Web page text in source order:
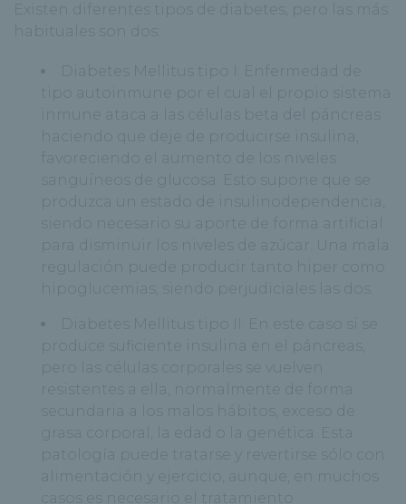
Existen diferentes tipos de diabetes, pero las más
habituales son dos:
Diabetes Mellitus tipo I: Enfermedad de
tipo autoinmune por el cual el propio sistema
inmune ataca a las células beta del páncreas
haciendo que deje de producirse insulina,
favoreciendo el aumento de los niveles
sanguíneos de glucosa. Esto supone que se
produzca un estado de insulinodependencia,
siendo necesario su aporte de forma artificial
para disminuir los niveles de azúcar. Una mala
regulación puede producir tanto hiper como
hipoglucemias, siendo perjudiciales las dos.
Diabetes Mellitus tipo II: En este caso sí se
produce suficiente insulina en el páncreas,
pero las células corporales se vuelven
resistentes a ella, normalmente de forma
secundaria a los malos hábitos, exceso de
grasa corporal, la edad o la genética. Esta
patología puede tratarse y revertirse sólo con
alimentación y ejercicio, aunque, en muchos
casos es necesario el tratamiento